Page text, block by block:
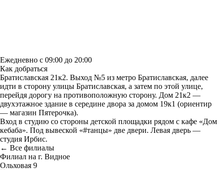
Ежедневно с 09:00 до 20:00
Как добраться
Братиславская 21к2. Выход №5 из метро Братиславская, далее
идти в сторону улицы Братиславская, а затем по этой улице,
перейдя дорогу на противоположную сторону. Дом 21к2 —
двухэтажное здание в середине двора за домом 19к1 (ориентир
— магазин Пятерочка).
Вход в студию со стороны детской площадки рядом с кафе «Дом
кебаба». Под вывеской «#танцы» две двери. Левая дверь —
студия Ирбис.
← Все филиалы
Филиал на г. Видное
Ольховая 9